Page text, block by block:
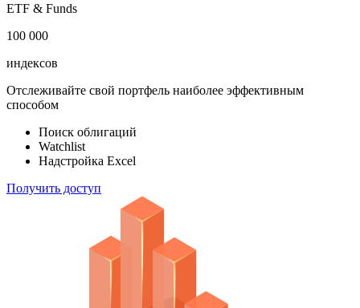
ETF & Funds
100 000
индексов
Отслеживайте свой портфель наиболее эффективным
способом
Поиск облигаций
Watchlist
Надстройка Excel
Получить доступ